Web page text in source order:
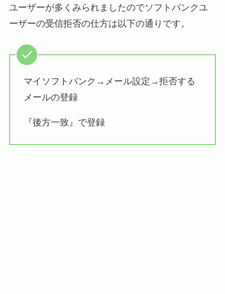
ユーザーが多くみられましたのでソフトバンクユ
ーザーの受信拒否の仕方は以下の通りです。
マイソフトバンク→メール設定→拒否する
メールの登録
『後方一致』で登録